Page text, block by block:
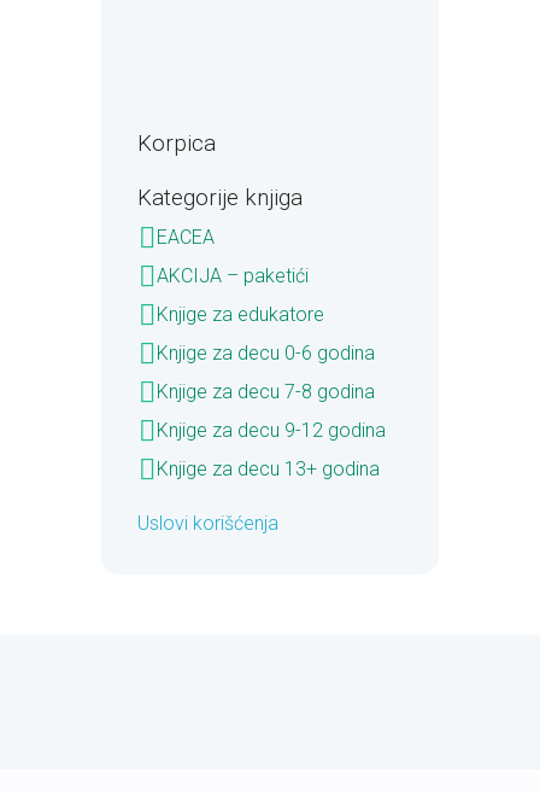
Korpica
Kategorije knjiga
EACEA
AKCIJA – paketići
Knjige za edukatore
Knjige za decu 0-6 godina
Knjige za decu 7-8 godina
Knjige za decu 9-12 godina
Knjige za decu 13+ godina
Uslovi korišćenja